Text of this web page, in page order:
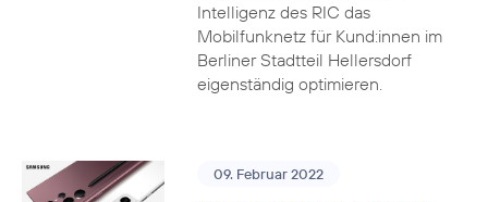
Intelligenz des RIC das
Mobilfunknetz für Kund:innen im
Berliner Stadtteil Hellersdorf
eigenständig optimieren.
09. Februar 2022